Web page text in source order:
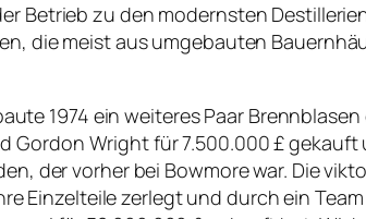
Betrieb zu den modernsten
die meist aus umgebauten
1974 ein weiteres Paar Brennblasen
Gordon Wright für 7.500.000 £ gekauft
der vorher bei Bowmore war. Die
Einzelteile zerlegt und durch ein